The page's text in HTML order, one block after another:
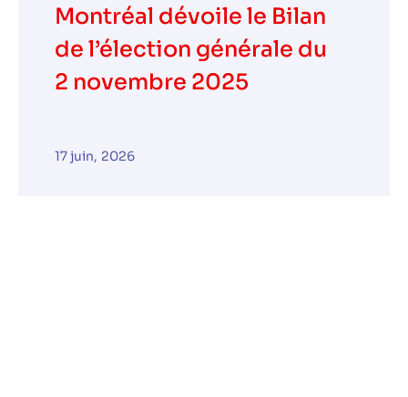
Montréal dévoile le Bilan
de l’élection générale du
2 novembre 2025
17 juin, 2026